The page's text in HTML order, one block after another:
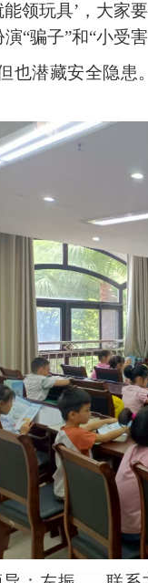
领玩具’，大家
“骗子”和“小受
也潜藏安全隐